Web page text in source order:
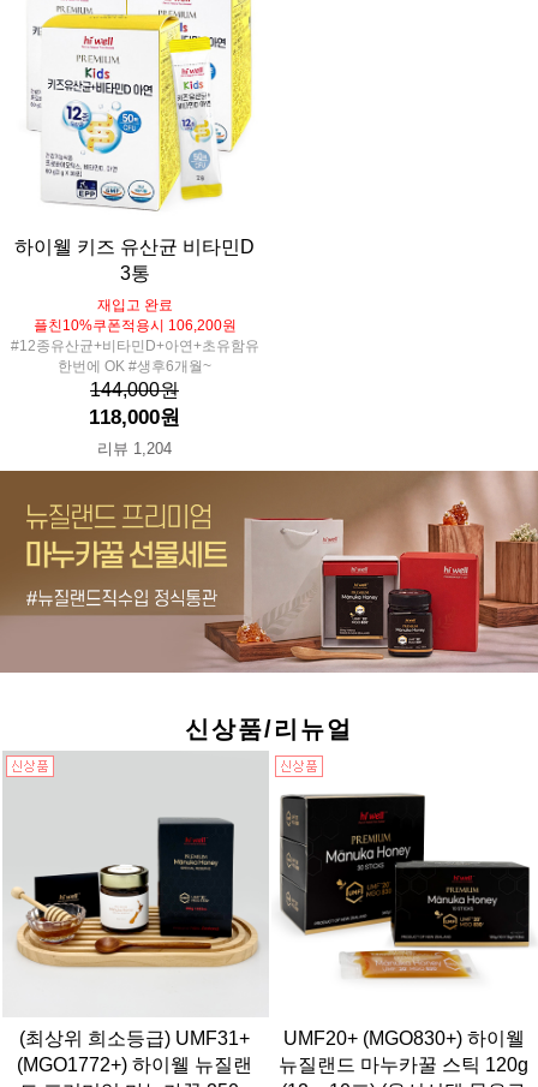
하이웰 키즈 유산균 비타민D
3통
재입고 완료
플친10%쿠폰적용시 106,200원
#12종유산균+비타민D+아연+초유함유
한번에 OK #생후6개월~
144,000원
118,000원
리뷰 1,204
신상품/리뉴얼
(최상위 희소등급) UMF31+
(MGO1772+) 하이웰 뉴질랜
UMF20+ (MGO830+) 하이웰
뉴질랜드 마누카꿀 스틱 120g